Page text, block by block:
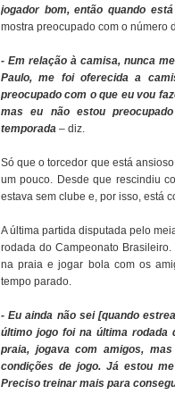
jogador bom, então quando
mostra preocupado com o número
- Em relação à camisa, nunca
Paulo, me foi oferecida a
preocupado com o que eu vou
mas eu não estou
temporada – diz.
Só que o torcedor que está
um pouco. Desde que rescindiu
estava sem clube e, por isso, está
A última partida disputada pelo
rodada do Campeonato Brasileiro.
na praia e jogar bola com os
tempo parado.
- Eu ainda não sei [quando
último jogo foi na última
praia, jogava com amigos,
condições de jogo. Já estou
Preciso treinar mais para